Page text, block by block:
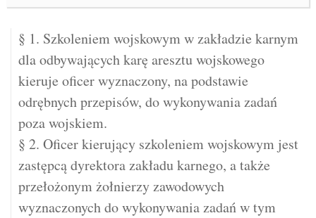
§ 1. Szkoleniem wojskowym w zakładzie karnym
dla odbywających karę aresztu wojskowego
kieruje oficer wyznaczony, na podstawie
odrębnych przepisów, do wykonywania zadań
poza wojskiem.
§ 2. Oficer kierujący szkoleniem wojskowym jest
zastępcą dyrektora zakładu karnego, a także
przełożonym żołnierzy zawodowych
wyznaczonych do wykonywania zadań w tym